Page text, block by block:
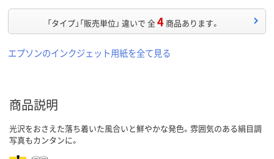
「タイプ」「販売単位」 違いで 全4 商品あります。
エプソンのインクジェット用紙を全て見る
商品説明
光沢をおさえた落ち着いた風合いと鮮やかな発色。雰囲気のある絹目調
写真もカンタンに。